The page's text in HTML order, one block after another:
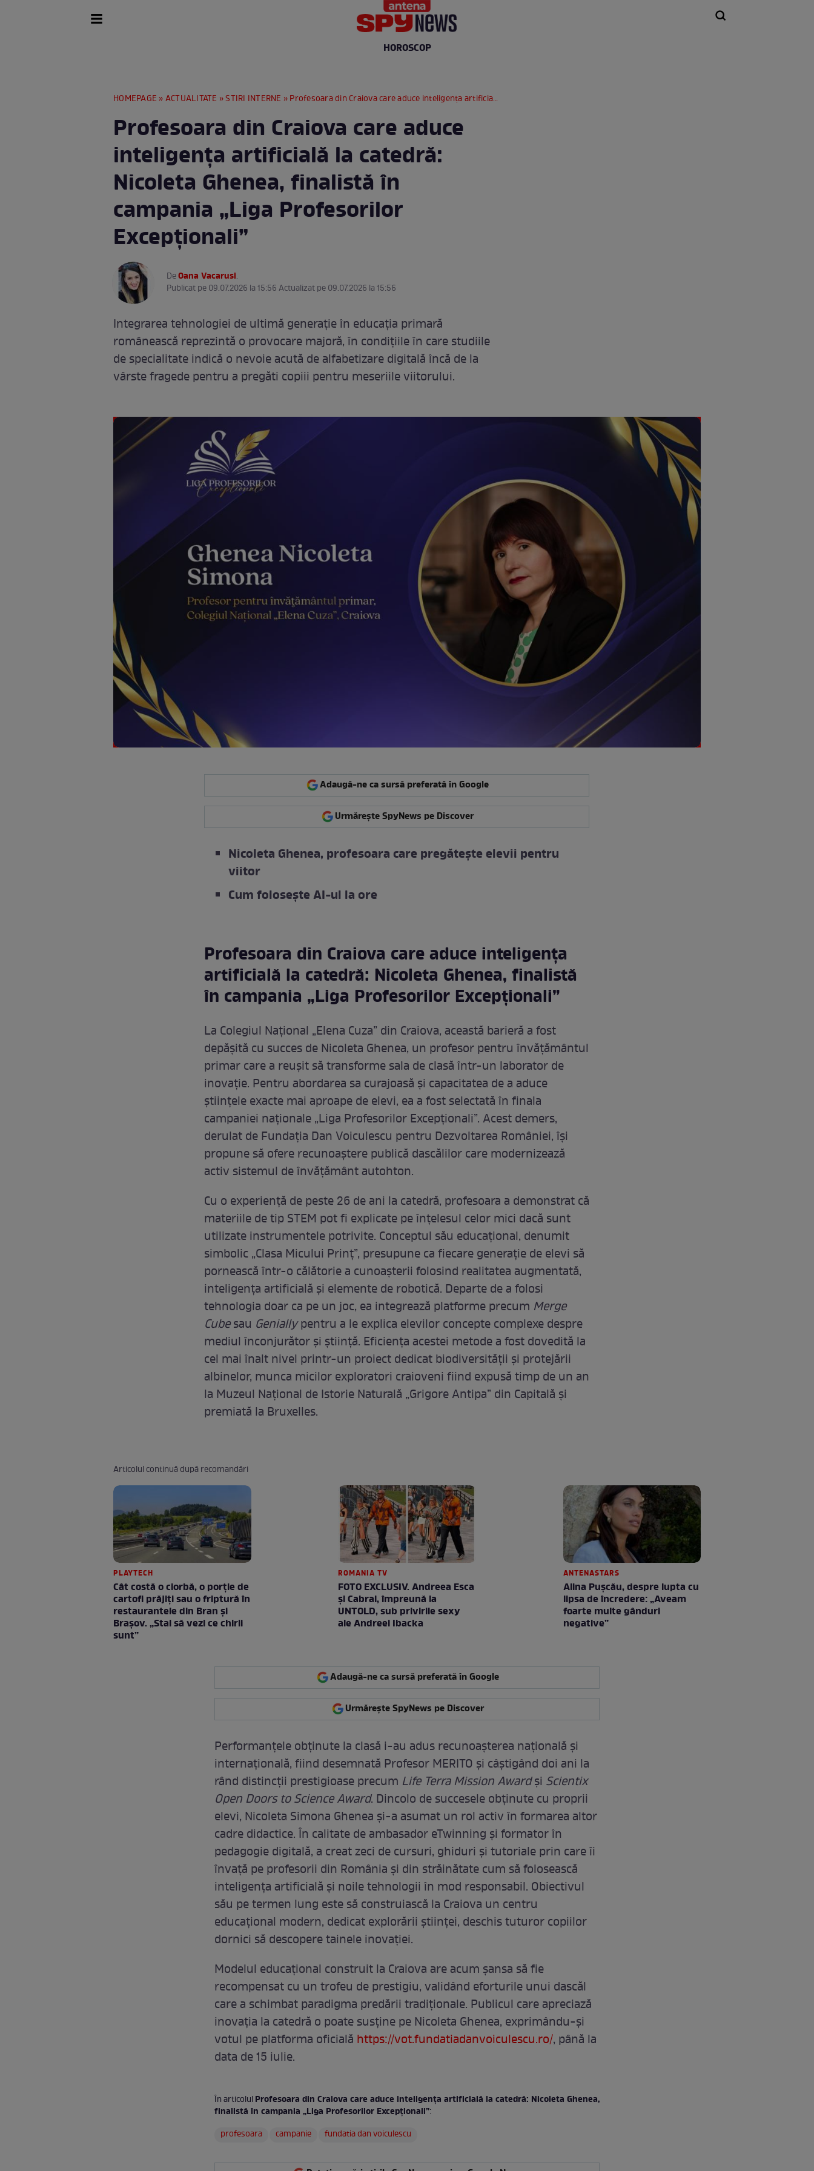
HOROSCOP
HOMEPAGE »ACTUALITATE »STIRI INTERNE » Profesoara din Craiova care aduce inteligența artificială la catedră: Nicoleta Ghenea, finalistă în campania „Liga Profesorilor Excepționali”
Profesoara din Craiova care aduce
inteligența artificială la catedră:
Nicoleta Ghenea, finalistă în
campania „Liga Profesorilor
Excepționali”
DeOana Vacarusi.
Publicat pe 09.07.2026 la 15:56 Actualizat pe 09.07.2026 la 15:56
Integrarea tehnologiei de ultimă generație în educația primară
românească reprezintă o provocare majoră, în condițiile în care studiile
de specialitate indică o nevoie acută de alfabetizare digitală încă de la
vârste fragede pentru a pregăti copiii pentru meseriile viitorului.
Adaugă-ne ca sursă preferată în Google
Urmărește SpyNews pe Discover
Nicoleta Ghenea, profesoara care pregătește elevii pentru
viitor
Cum folosește AI-ul la ore
Profesoara din Craiova care aduce inteligența
artificială la catedră: Nicoleta Ghenea, finalistă
în campania „Liga Profesorilor Excepționali”
La Colegiul Național „Elena Cuza” din Craiova, această barieră a fost
depășită cu succes de Nicoleta Ghenea, un profesor pentru învățământul
primar care a reușit să transforme sala de clasă într-un laborator de
inovație. Pentru abordarea sa curajoasă și capacitatea de a aduce
științele exacte mai aproape de elevi, ea a fost selectată în finala
campaniei naționale „Liga Profesorilor Excepționali”. Acest demers,
derulat de Fundația Dan Voiculescu pentru Dezvoltarea României, își
propune să ofere recunoaștere publică dascălilor care modernizează
activ sistemul de învățământ autohton.
Cu o experiență de peste 26 de ani la catedră, profesoara a demonstrat că
materiile de tip STEM pot fi explicate pe înțelesul celor mici dacă sunt
utilizate instrumentele potrivite. Conceptul său educațional, denumit
simbolic „Clasa Micului Prinț”, presupune ca fiecare generație de elevi să
pornească într-o călătorie a cunoașterii folosind realitatea augmentată,
inteligența artificială și elemente de robotică. Departe de a folosi
tehnologia doar ca pe un joc, ea integrează platforme precum Merge
Cubesau Geniallypentru a le explica elevilor concepte complexe despre
mediul înconjurător și știință. Eficiența acestei metode a fost dovedită la
cel mai înalt nivel printr-un proiect dedicat biodiversității și protejării
albinelor, munca micilor exploratori craioveni fiind expusă timp de un an
la Muzeul Național de Istorie Naturală „Grigore Antipa” din Capitală și
premiată la Bruxelles.
Articolul continuă după recomandări
PLAYTECH
Cât costă o ciorbă, o porţie de
cartofi prăjiţi sau o friptură în
restaurantele din Bran şi
Braşov. „Stai să vezi ce chirii
sunt”
ROMANIA TV
FOTO EXCLUSIV. Andreea Esca
şi Cabral, împreună la
UNTOLD, sub privirile sexy
ale Andreei Ibacka
ANTENASTARS
Alina Pușcău, despre lupta cu
lipsa de încredere: „Aveam
foarte multe gânduri
negative”
Adaugă-ne ca sursă preferată în Google
Urmărește SpyNews pe Discover
Performanțele obținute la clasă i-au adus recunoașterea națională și
internațională, fiind desemnată Profesor MERITO și câștigând doi ani la
rând distincții prestigioase precum Life Terra Mission Awardși Scientix
Open Doors to Science Award. Dincolo de succesele obținute cu proprii
elevi, Nicoleta Simona Ghenea și-a asumat un rol activ în formarea altor
cadre didactice. În calitate de ambasador eTwinning și formator în
pedagogie digitală, a creat zeci de cursuri, ghiduri și tutoriale prin care îi
învață pe profesorii din România și din străinătate cum să folosească
inteligența artificială și noile tehnologii în mod responsabil. Obiectivul
său pe termen lung este să construiască la Craiova un centru
educațional modern, dedicat explorării științei, deschis tuturor copiilor
dornici să descopere tainele inovației.
Modelul educațional construit la Craiova are acum șansa să fie
recompensat cu un trofeu de prestigiu, validând eforturile unui dascăl
care a schimbat paradigma predării tradiționale. Publicul care apreciază
inovația la catedră o poate susține pe Nicoleta Ghenea, exprimându-și
votul pe platforma oficială https://vot.fundatiadanvoiculescu.ro/, până la
data de 15 iulie.
În articolulProfesoara din Craiova care aduce inteligența artificială la catedră: Nicoleta Ghenea,
finalistă în campania „Liga Profesorilor Excepționali”:
profesoara
campanie fundatia dan voiculescu